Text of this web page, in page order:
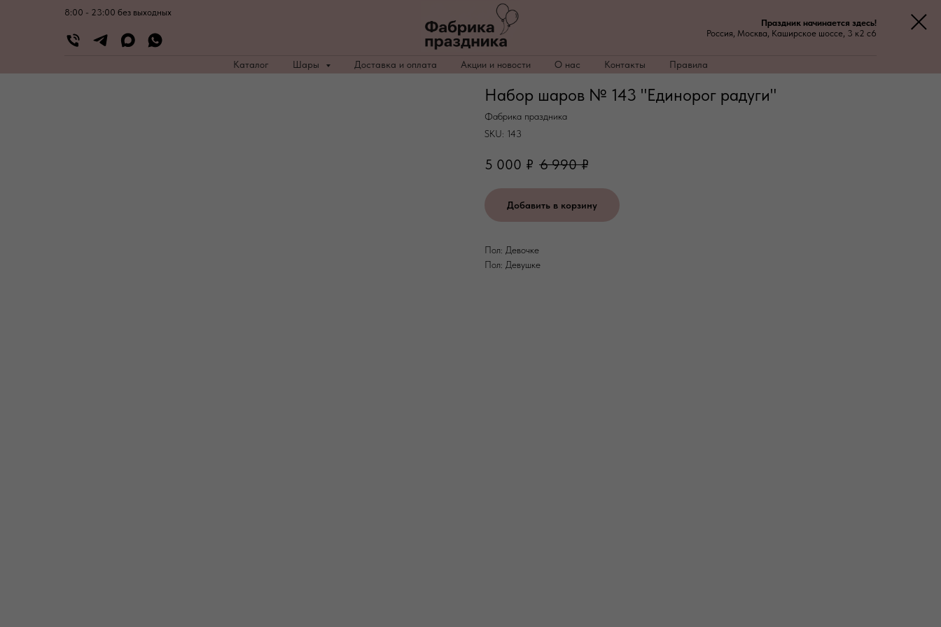
8:00 - 23:00 без выходных
Праздник начинается здесь!
Россия, Москва, Каширское шоссе, 3 к2 с6
Каталог Шары Доставка и оплата Акции и новости О нас Контакты Правила
Набор шаров № 143 "Единорог радуги"
Фабрика праздника
SKU: 143
5 000 ₽ 6 990 ₽
Добавить в корзину
Пол: Девочке
Пол: Девушке